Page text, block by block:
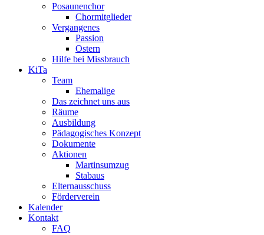
Posaunenchor
Chormitglieder
Vergangenes
Passion
Ostern
Hilfe bei Missbrauch
KiTa
Team
Ehemalige
Das zeichnet uns aus
Räume
Ausbildung
Pädagogisches Konzept
Dokumente
Aktionen
Martinsumzug
Stabaus
Elternausschuss
Förderverein
Kalender
Kontakt
FAQ